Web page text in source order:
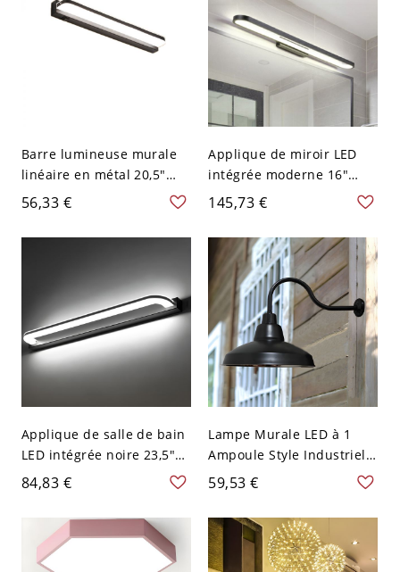
Barre lumineuse murale
linéaire en métal 20,5"
pour meuble-lavabo de
salle de bain, applique
murale intérieure
56,33 €
Applique de miroir LED
intégrée moderne 16"
noire, lampe murale en
métal avec abat-jour pour
salle de bain ou WC, 110V-
120V
145,73 €
Applique de salle de bain
LED intégrée noire 23,5"
avec abat-jour, lampe
murale moderne à
lumière blanche, 110V-
120V
84,83 €
Lampe Murale LED à 1
Ampoule Style Industriel
Applique Abat-Jour
Couvercle avec Bras Col
de Cygne en Noir en
Métal - 110 V-120 V Noir
59,53 €